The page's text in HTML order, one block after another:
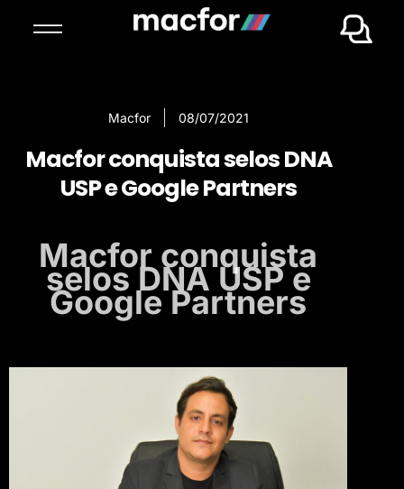
Macfor 08/07/2021
Macfor conquista selos DNA
USP e Google Partners
Macfor conquista
selos DNA USP e
Google Partners